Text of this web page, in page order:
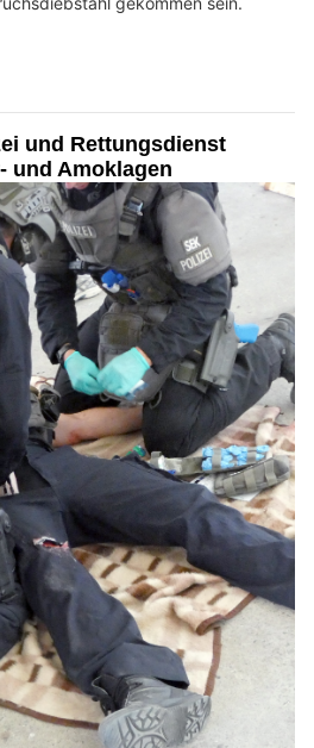
und Rettungsdienst
und Amoklagen